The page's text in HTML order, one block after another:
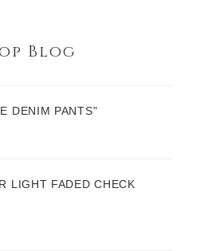
Blog
DENIM PANTS"
LIGHT FADED CHECK